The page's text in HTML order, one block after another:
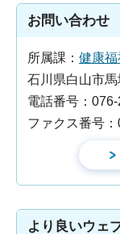
お問い合わせ
所属課： 健康
石川県白山市馬
電話番号：
ファクス番号
より良いウェ